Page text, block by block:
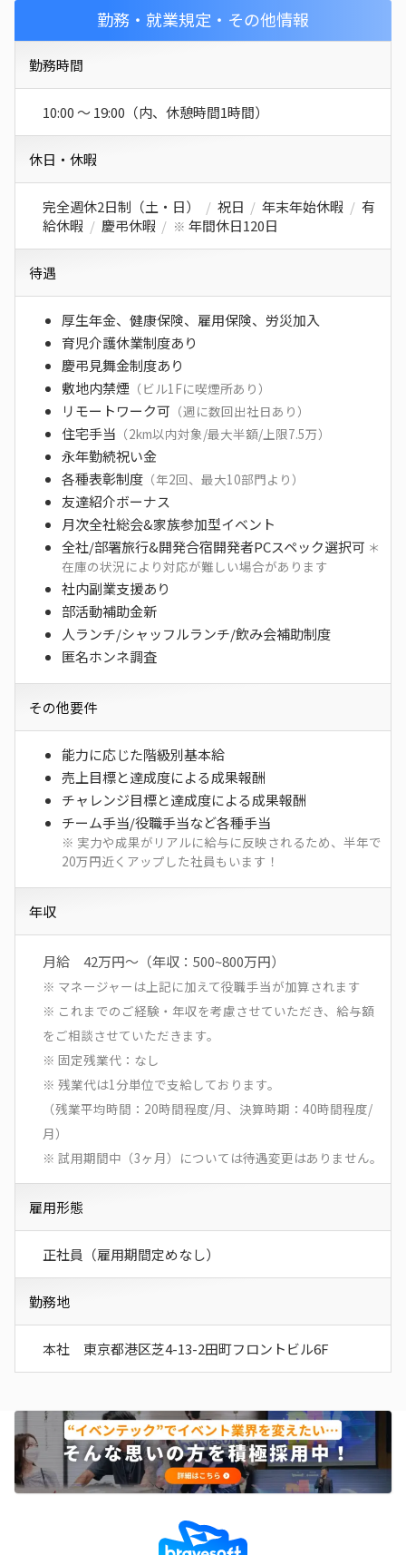
勤務・就業規定・その他情報
勤務時間
10:00 〜 19:00（内、休憩時間1時間）
休日・休暇
完全週休2日制（土・日） / 祝日 / 年末年始休暇 / 有
給休暇 / 慶弔休暇 / ※ 年間休日120日
待遇
厚生年金、健康保険、雇用保険、労災加入
育児介護休業制度あり
慶弔見舞金制度あり
敷地内禁煙 （ビル1Fに喫煙所あり）
リモートワーク可 （週に数回出社日あり）
住宅手当 （2km以内対象/最大半額/上限7.5万）
永年勤続祝い金
各種表彰制度 （年2回、最大10部門より）
友達紹介ボーナス
月次全社総会&家族参加型イベント
全社/部署旅行&開発合宿開発者PCスペック選択可 ＊
在庫の状況により対応が難しい場合があります
社内副業支援あり
部活動補助金新
人ランチ/シャッフルランチ/飲み会補助制度
匿名ホンネ調査
その他要件
能力に応じた階級別基本給
売上目標と達成度による成果報酬
チャレンジ目標と達成度による成果報酬
チーム手当/役職手当など各種手当
※ 実力や成果がリアルに給与に反映されるため、半年で
20万円近くアップした社員もいます！
年収
月給 42万円～（年収：500~800万円）
※ マネージャーは上記に加えて役職手当が加算されます
※ これまでのご経験・年収を考慮させていただき、給与額
をご相談させていただきます。
※ 固定残業代：なし
※ 残業代は1分単位で支給しております。
（残業平均時間：20時間程度/月、決算時期：40時間程度/
月）
※ 試用期間中（3ヶ月）については待遇変更はありません。
雇用形態
正社員（雇用期間定めなし）
勤務地
本社 東京都港区芝4-13-2田町フロントビル6F